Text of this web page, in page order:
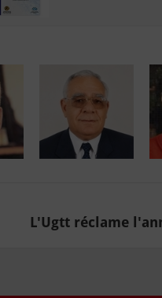
L'Ugtt réclame